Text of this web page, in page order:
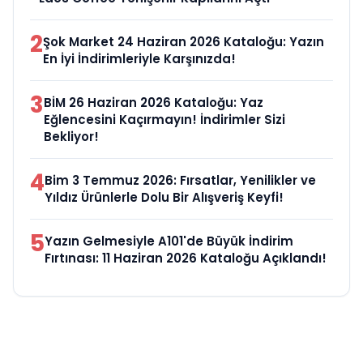
2Şok Market 24 Haziran 2026 Kataloğu: Yazın
En İyi İndirimleriyle Karşınızda!
3BİM 26 Haziran 2026 Kataloğu: Yaz
Eğlencesini Kaçırmayın! İndirimler Sizi
Bekliyor!
4Bim 3 Temmuz 2026: Fırsatlar, Yenilikler ve
Yıldız Ürünlerle Dolu Bir Alışveriş Keyfi!
5Yazın Gelmesiyle A101'de Büyük İndirim
Fırtınası: 11 Haziran 2026 Kataloğu Açıklandı!